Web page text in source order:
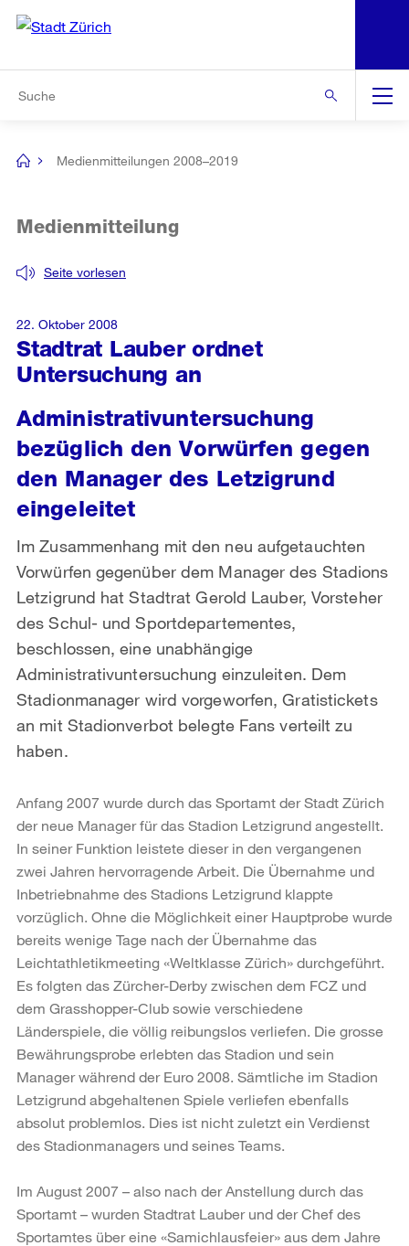
Navigation
[no
Medienmitteilungen 2008–2019
Stadtrat Lauber ordnet
Untersuchung an
Seite vorlesen
Medienmitteilung
Administrativuntersuchung
bezüglich den Vorwürfen gegen
den Manager des Letzigrund
eingeleitet
Im Zusammenhang mit den neu aufgetauchten
Vorwürfen gegenüber dem Manager des Stadions
Letzigrund hat Stadtrat Gerold Lauber, Vorsteher
des Schul- und Sportdepartementes,
beschlossen, eine unabhängige
Administrativuntersuchung einzuleiten. Dem
Stadionmanager wird vorgeworfen, Gratistickets
an mit Stadionverbot belegte Fans verteilt zu
haben.
22. Oktober 2008
Anfang 2007 wurde durch das Sportamt der Stadt Zürich
der neue Manager für das Stadion Letzigrund angestellt.
In seiner Funktion leistete dieser in den vergangenen
zwei Jahren hervorragende Arbeit. Die Übernahme und
Inbetriebnahme des Stadions Letzigrund klappte
vorzüglich. Ohne die Möglichkeit einer Hauptprobe wurde
bereits wenige Tage nach der Übernahme das
Leichtathletikmeeting «Weltklasse Zürich» durchgeführt.
Es folgten das Zürcher-Derby zwischen dem FCZ und
dem Grasshopper-Club sowie verschiedene
Länderspiele, die völlig reibungslos verliefen. Die grosse
Bewährungsprobe erlebten das Stadion und sein
Manager während der Euro 2008. Sämtliche im Stadion
Letzigrund abgehaltenen Spiele verliefen ebenfalls
absolut problemlos. Dies ist nicht zuletzt ein Verdienst
des Stadionmanagers und seines Teams.
Im August 2007 – also nach der Anstellung durch das
Sportamt – wurden Stadtrat Lauber und der Chef des
Sportamtes über eine «Samichlausfeier» aus dem Jahre